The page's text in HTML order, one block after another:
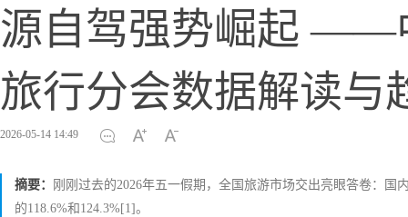
源自驾强势崛起 ——
旅行分会数据解读与
2026-05-14 14:49
摘要：
刚刚过去的2026年五一假期，全国旅游市场交出亮眼答卷：国
的118.6%和124.3%[1]。